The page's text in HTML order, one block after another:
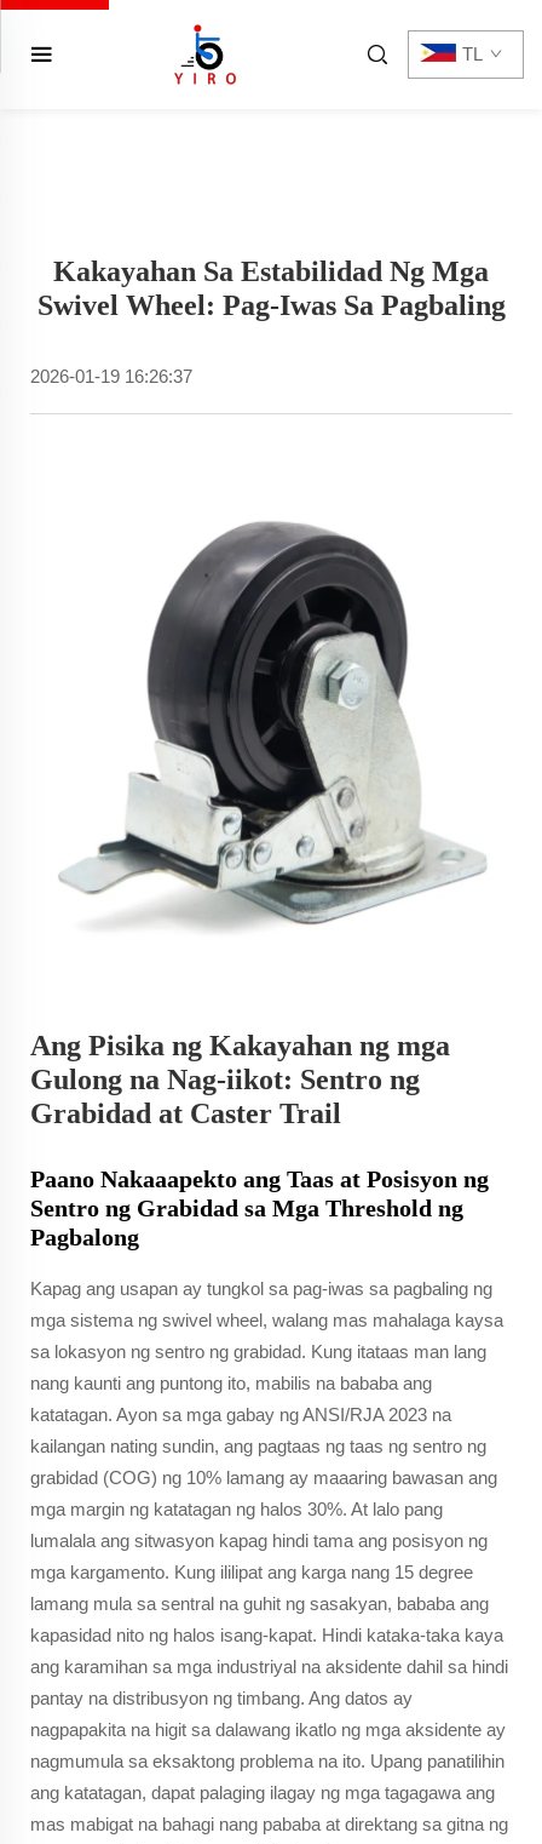
TL
Kakayahan Sa Estabilidad Ng Mga
Swivel Wheel: Pag-Iwas Sa Pagbaling
2026-01-19 16:26:37
Ang Pisika ng Kakayahan ng mga
Gulong na Nag-iikot: Sentro ng
Grabidad at Caster Trail
Paano Nakaaapekto ang Taas at Posisyon ng
Sentro ng Grabidad sa Mga Threshold ng
Pagbalong
Kapag ang usapan ay tungkol sa pag-iwas sa pagbaling ng
mga sistema ng swivel wheel, walang mas mahalaga kaysa
sa lokasyon ng sentro ng grabidad. Kung itataas man lang
nang kaunti ang puntong ito, mabilis na bababa ang
katatagan. Ayon sa mga gabay ng ANSI/RJA 2023 na
kailangan nating sundin, ang pagtaas ng taas ng sentro ng
grabidad (COG) ng 10% lamang ay maaaring bawasan ang
mga margin ng katatagan ng halos 30%. At lalo pang
lumalala ang sitwasyon kapag hindi tama ang posisyon ng
mga kargamento. Kung ililipat ang karga nang 15 degree
lamang mula sa sentral na guhit ng sasakyan, bababa ang
kapasidad nito ng halos isang-kapat. Hindi kataka-taka kaya
ang karamihan sa mga industriyal na aksidente dahil sa hindi
pantay na distribusyon ng timbang. Ang datos ay
nagpapakita na higit sa dalawang ikatlo ng mga aksidente ay
nagmumula sa eksaktong problema na ito. Upang panatilihin
ang katatagan, dapat palaging ilagay ng mga tagagawa ang
mas mabigat na bahagi nang pababa at direktang sa gitna ng